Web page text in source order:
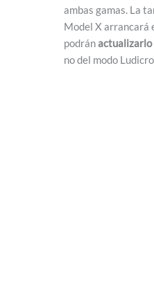
ambas gamas. La
Model X arrancará
podránactualizarlo
no del modo